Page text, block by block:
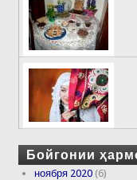
Бойгонии
ноября 2020 (6)